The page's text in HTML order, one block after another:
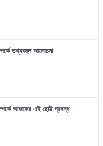
তথ্যবহুল আলোচনা
আজকের এই ছোট্ট প্রবন্ধ